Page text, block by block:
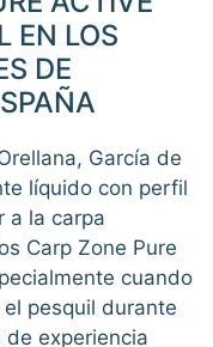
EN LOS
DE
García de
líquido con perfil
a la carpa
Carp Zone Pure
cuando
pesquil durante
de experiencia